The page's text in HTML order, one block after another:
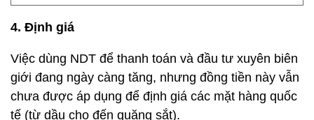
4. Định giá
Việc dùng NDT để thanh toán và đầu tư xuyên biên
giới đang ngày càng tăng, nhưng đồng tiền này vẫn
chưa được áp dụng để định giá các mặt hàng quốc
tế (từ dầu cho đến quặng sắt).